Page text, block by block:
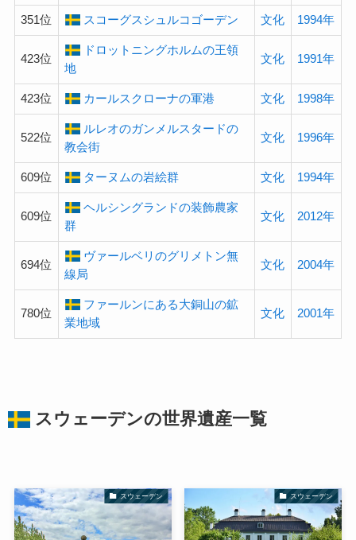
351位 スコーグスシュルコゴーデン 文化 1994年
423位
ドロットニングホルムの王領
地
文化 1991年
423位 カールスクローナの軍港 文化 1998年
522位
ルレオのガンメルスタードの
教会街
文化 1996年
609位 ターヌムの岩絵群 文化 1994年
609位
ヘルシングランドの装飾農家
群
文化 2012年
694位
ヴァールベリのグリメトン無
線局
文化 2004年
780位
ファールンにある大銅山の鉱
業地域
文化 2001年
スウェーデンの世界遺産一覧
スウェーデン スウェーデン